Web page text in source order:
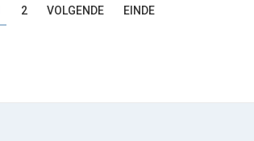
2 VOLGENDE EINDE